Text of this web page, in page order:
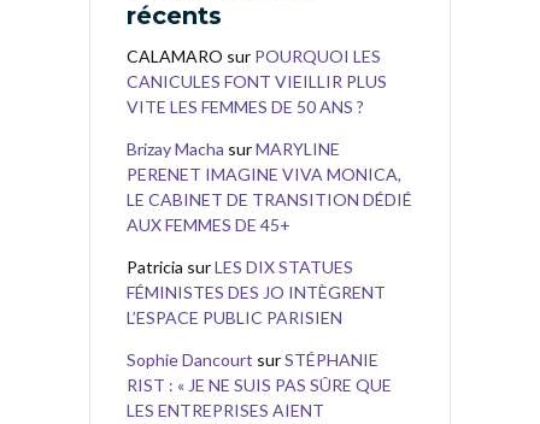
récents
CALAMARO sur POURQUOI LES
CANICULES FONT VIEILLIR PLUS
VITE LES FEMMES DE 50 ANS ?
Brizay Macha surMARYLINE
PERENET IMAGINE VIVA MONICA,
LE CABINET DE TRANSITION DÉDIÉ
AUX FEMMES DE 45+
Patricia surLES DIX STATUES
FÉMINISTES DES JO INTÈGRENT
L’ESPACE PUBLIC PARISIEN
Sophie Dancourt surSTÉPHANIE
RIST : « JE NE SUIS PAS SÛRE QUE
LES ENTREPRISES AIENT